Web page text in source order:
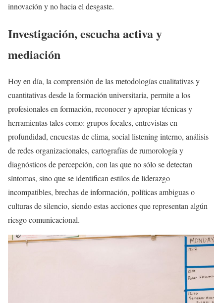
innovación y no hacia el desgaste.
Investigación, escucha activa y
mediación
Hoy en día, la comprensión de las metodologías cualitativas y
cuantitativas desde la formación universitaria, permite a los
profesionales en formación, reconocer y apropiar técnicas y
herramientas tales como: grupos focales, entrevistas en
profundidad, encuestas de clima, social listening interno, análisis
de redes organizacionales, cartografías de rumorología y
diagnósticos de percepción, con las que no sólo se detectan
síntomas, sino que se identifican estilos de liderazgo
incompatibles, brechas de información, políticas ambiguas o
culturas de silencio, siendo estas acciones que representan algún
riesgo comunicacional.